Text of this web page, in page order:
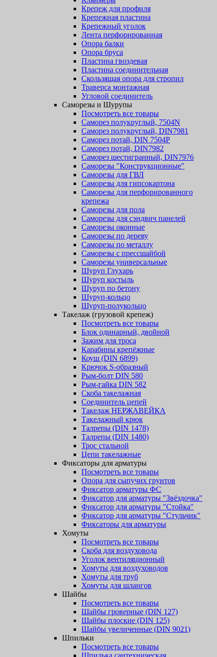
Крепеж для профиля
Крепежная пластина
Крепежный уголок
Лента перфорированная
Опора балки
Опора бруса
Пластина гвоздевая
Пластина соединительная
Скользящая опора для стропил
Траверса монтажная
Угловой соединитель
Саморезы и Шурупы
Посмотреть все товары
Саморез полукруглый, 7504N
Саморез полукруглый, DIN7981
Саморез потай, DIN 7504P
Саморез потай, DIN7982
Саморез шестигранный, DIN7976
Саморезы "Конструкционные"
Саморезы для ГВЛ
Саморезы для гипсокартона
Саморезы для перфорированного
крепежа
Саморезы для пола
Саморезы для сэндвич панелей
Саморезы оконные
Саморезы по дереву
Саморезы по металлу
Саморезы с прессшайбой
Саморезы универсальные
Шуруп Глухарь
Шуруп костыль
Шуруп по бетону
Шуруп-кольцо
Шуруп-полукольцо
Такелаж (грузовой крепеж)
Посмотреть все товары
Блок одинарный, двойной
Зажим для троса
Карабины крепёжные
Коуш (DIN 6899)
Крючок S-образный
Рым-болт DIN 580
Рым-гайка DIN 582
Скоба такелажная
Соединитель цепей
Такелаж НЕРЖАВЕЙКА
Такелажный крюк
Талрепы (DIN 1478)
Талрепы (DIN 1480)
Трос стальной
Цепи такелажные
Фиксаторы для арматуры
Посмотреть все товары
Опора для сыпучих грунтов
Фиксатор арматуры ФС
Фиксатор для арматуры "Звёздочка"
Фиксатор для арматуры "Стойка"
Фиксатор для арматуры "Стульчик"
Фиксаторы для арматуры
Хомуты
Посмотреть все товары
Скоба для воздуховода
Уголок вентиляционный
Хомуты для воздуховодов
Хомуты для труб
Хомуты для шлангов
Шайбы
Посмотреть все товары
Шайбы гроверные (DIN 127)
Шайбы плоские (DIN 125)
Шайбы увеличенные (DIN 9021)
Шпильки
Посмотреть все товары
Шпилька сантехническая